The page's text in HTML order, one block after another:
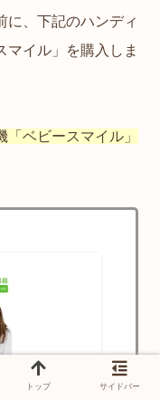
に、下記のハンディ
マイル」を購入しま
ベビースマイル」
トップ サイドバー